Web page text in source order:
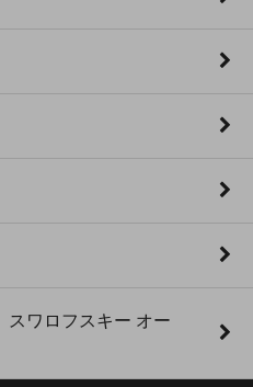
スワロフスキー オー